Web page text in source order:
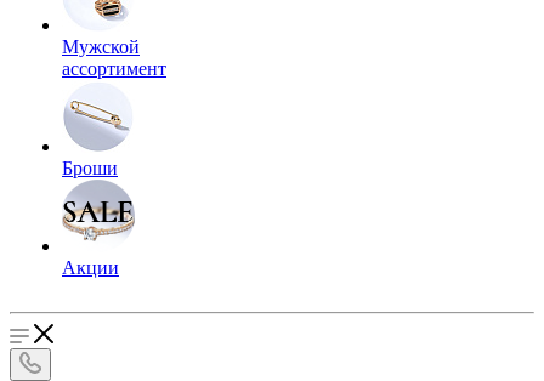
Мужской
ассортимент
Броши
Акции